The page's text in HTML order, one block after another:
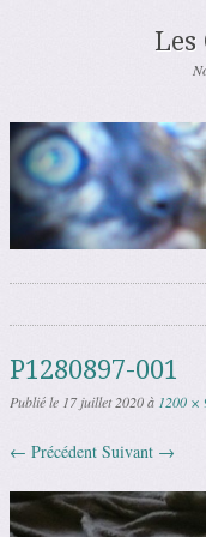
Les
P1280897-001
Publié le 17 juillet 2020à 1200 ×
← Précédent Suivant →